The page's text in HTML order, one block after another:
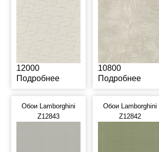
12000
Подробнее
10800
Подробнее
Обои Lamborghini
Z12843
Обои Lamborghini
Z12842